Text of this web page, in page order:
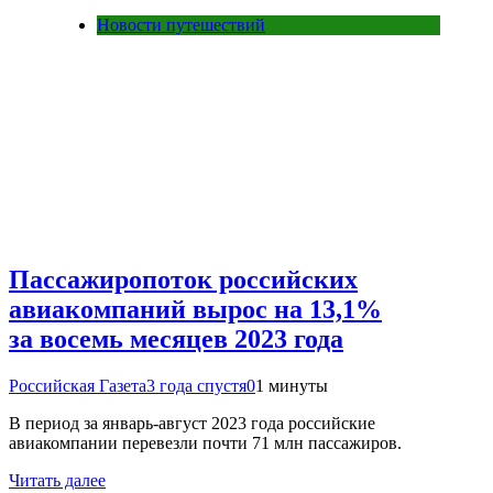
Новости путешествий
Пассажиропоток российских
авиакомпаний вырос на 13,1%
за восемь месяцев 2023 года
Российская Газета3 года спустя01 минуты
В период за январь-август 2023 года российские
авиакомпании перевезли почти 71 млн пассажиров.
Читать далее